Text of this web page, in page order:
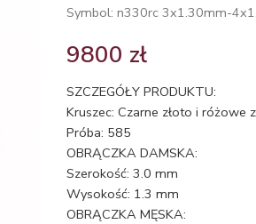
Symbol: n330rc 3x1.30mm-
9800 zł
SZCZEGÓŁY PRODUKTU:
Kruszec: Czarne złoto i różowe
Próba: 585
OBRĄCZKA DAMSKA:
Szerokość: 3.0 mm
Wysokość: 1.3 mm
OBRĄCZKA MĘSKA: